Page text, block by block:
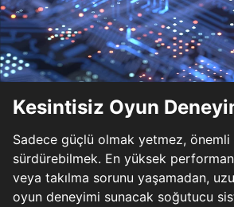
Kesintisiz Oyun
Sadece güçlü olmak yetmez, önemli
sürdürebilmek. En yüksek
veya takılma sorunu yaşamadan,
oyun deneyimi sunacak soğutucu